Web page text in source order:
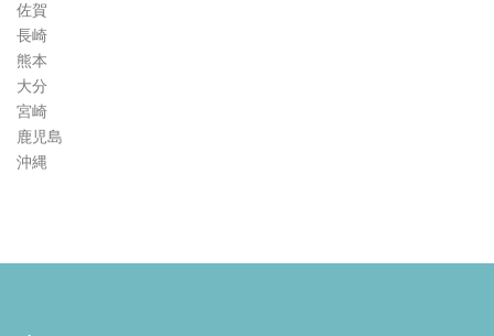
佐賀
長崎
熊本
大分
宮崎
鹿児島
沖縄